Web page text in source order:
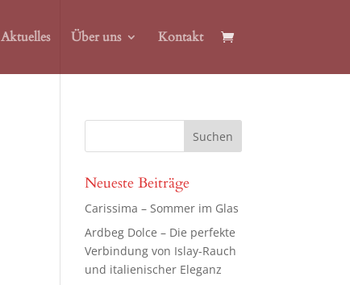
Aktuelles Über uns Kontakt
Neueste Beiträge
Carissima – Sommer im Glas
Ardbeg Dolce – Die perfekte
Verbindung von Islay-Rauch
und italienischer Eleganz